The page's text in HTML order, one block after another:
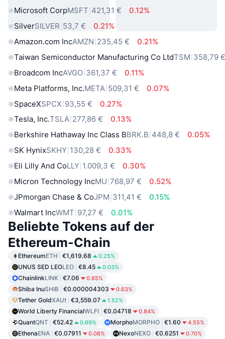
Microsoft CorpMSFT 421,31 €
0.12%
SilverSILVER 53,7 €
0.21%
Amazon.com IncAMZN 235,45 €
0.21%
Taiwan Semiconductor Manufacturing Co LtdTSM 358,79
Broadcom IncAVGO 361,37 €
0.11%
Meta Platforms, Inc.META 509,31 €
0.07%
SpaceXSPCX 93,55 €
0.27%
Tesla, Inc.TSLA 277,86 €
0.13%
Berkshire Hathaway Inc Class BBRK.B 448,8 €
0.05%
SK HynixSKHY 130,28 €
0.33%
Eli Lilly And CoLLY 1.009,3 €
0.30%
Micron Technology IncMU 768,97 €
0.52%
JPmorgan Chase & CoJPM 311,41 €
0.15%
Walmart IncWMT 97,27 € 0.01%
Beliebte Tokens auf der
Ethereum-Chain
EthereumETH €1,619.68 0.25%
UNUS SED LEOLEO €8.45 0.03%
ChainlinkLINK €7.06 0.65%
Shiba InuSHIB €0.000004303 0.63%
Tether GoldXAUt €3,559.07 1.52%
World Liberty FinancialWLFI €0.04718 0.84%
QuantQNT €52.42 0.69% MorphoMORPHO €1.60 4.55%
EthenaENA €0.07911 0.08% NexoNEXO €0.6251 0.70%